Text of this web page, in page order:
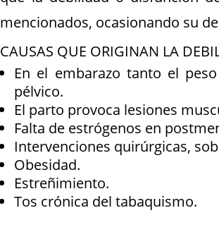
mencionados, ocasionando su
CAUSAS QUE ORIGINAN LA
En el embarazo tanto el
pélvico.
El parto provoca lesiones
Falta de estrógenos en
Intervenciones quirúrgicas,
Obesidad.
Estreñimiento.
Tos crónica del tabaquismo.